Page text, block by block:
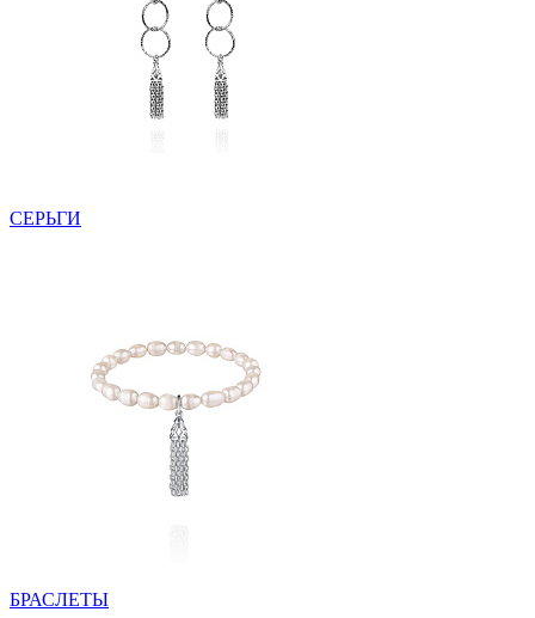
СЕРЬГИ
БРАСЛЕТЫ